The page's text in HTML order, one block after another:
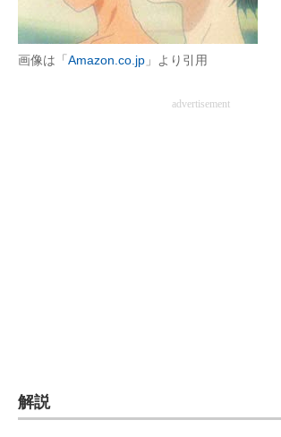
画像は「 Amazon.co.jp 」より引用
advertisement
解説